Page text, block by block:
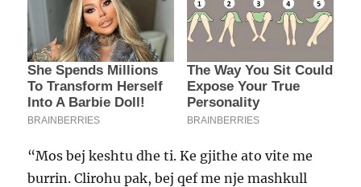
“Mos bej keshtu dhe ti. Ke gjithe ato vite me
burrin. Clirohu pak, bej qef me nje mashkull